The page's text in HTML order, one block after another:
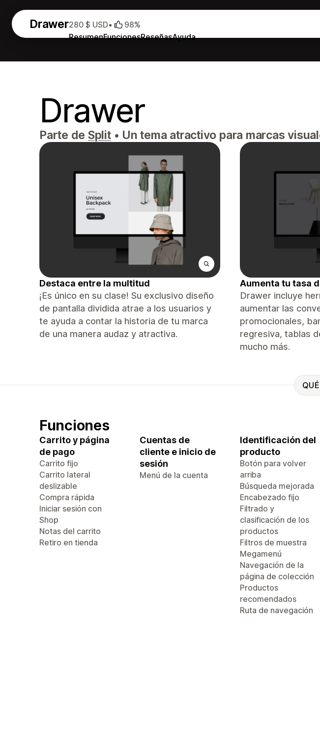
Drawer
ResumenFuncionesReseñasAyuda
280 $ USD• 98%
Drawer
Parte de Split • Un tema atractivo para marcas
Destaca entre la multitud
¡Es único en su clase! Su exclusivo diseño
de pantalla dividida atrae a los usuarios y
te ayuda a contar la historia de tu marca
de una manera audaz y atractiva.
Aumenta tu tasa
Drawer incluye
aumentar las
promocionales,
regresiva, tablas
mucho más.
Funciones
Carrito y página
de pago
Carrito fijo
Carrito lateral
deslizable
Compra rápida
Iniciar sesión con
Shop
Notas del carrito
Retiro en tienda
Cuentas de
cliente e inicio de
sesión
Menú de la cuenta
Identificación del
producto
Botón para volver
arriba
Búsqueda mejorada
Encabezado fijo
Filtrado y
clasificación de los
productos
Filtros de muestra
Megamenú
Navegación de la
página de colección
Productos
recomendados
Ruta de navegación